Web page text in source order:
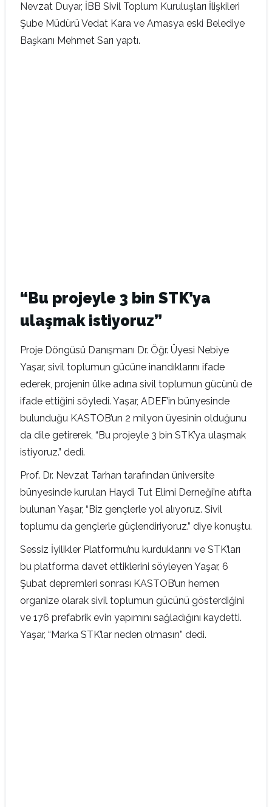
Nevzat Duyar, İBB Sivil Toplum Kuruluşları İlişkileri
Şube Müdürü Vedat Kara ve Amasya eski Belediye
Başkanı Mehmet Sarı yaptı.
“Bu projeyle 3 bin STK’ya
ulaşmak istiyoruz”
Proje Döngüsü Danışmanı Dr. Öğr. Üyesi Nebiye
Yaşar, sivil toplumun gücüne inandıklarını ifade
ederek, projenin ülke adına sivil toplumun gücünü de
ifade ettiğini söyledi. Yaşar, ADEF’in bünyesinde
bulunduğu KASTOB’un 2 milyon üyesinin olduğunu
da dile getirerek, “Bu projeyle 3 bin STK’ya ulaşmak
istiyoruz.” dedi.
Prof. Dr. Nevzat Tarhan tarafından üniversite
bünyesinde kurulan Haydi Tut Elimi Derneği’ne atıfta
bulunan Yaşar, “Biz gençlerle yol alıyoruz. Sivil
toplumu da gençlerle güçlendiriyoruz.” diye konuştu.
Sessiz İyilikler Platformu’nu kurduklarını ve STK’ları
bu platforma davet ettiklerini söyleyen Yaşar, 6
Şubat depremleri sonrası KASTOB’un hemen
organize olarak sivil toplumun gücünü gösterdiğini
ve 176 prefabrik evin yapımını sağladığını kaydetti.
Yaşar, “Marka STK’lar neden olmasın” dedi.